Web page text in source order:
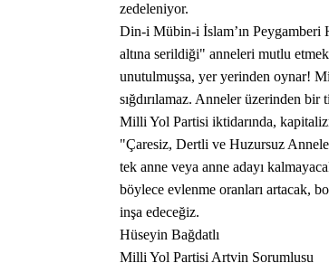
zedeleniyor.
​Din-i Mübin-i İslam’ın Peygamberi
altına serildiği" anneleri mutlu
unutulmuşsa, yer yerinden oynar!
sığdırılamaz. Anneler üzerinden
​Milli Yol Partisi iktidarında,
"Çaresiz, Dertli ve Huzursuz
tek anne veya anne adayı
böylece evlenme oranları artacak,
inşa edeceğiz.
​Hüseyin Bağdatlı
Milli Yol Partisi Artvin Sorumlusu